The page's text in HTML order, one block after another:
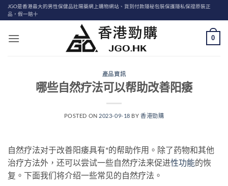
Skip
to
JGO是香港最大的男性保健品壯陽藥網上購物網站、貨到付款隱秘包裝保護隱私保證原裝正
品，假一賠十
0
產品資訊
哪些自然疗法可以帮助改善阳痿
POSTED ON 2023-09-18 BY香港勁購
自然疗法对于改善阳痿具有*的帮助作用。除了药物和其他
治疗方法外，还可以尝试一些自然疗法来促进性功能的恢
复。下面我们将介绍一些常见的自然疗法。